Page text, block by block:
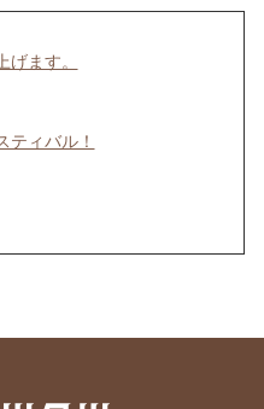
ます。
ティバル！
れる。
ルギーチャージ！